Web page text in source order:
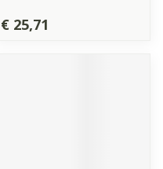
€ 25,71